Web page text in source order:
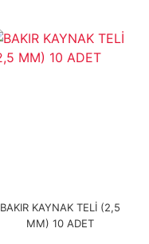
BAKIR KAYNAK TELİ (2,5
MM) 10 ADET